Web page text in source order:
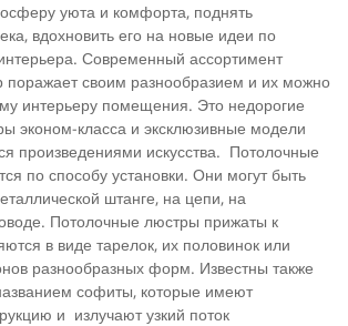
уюта и комфорта, поднять
вдохновить его на новые идеи по
Современный ассортимент
поражает своим разнообразием и их можно
интерьеру помещения. Это недорогие
эконом-класса и эксклюзивные модели
произведениями искусства. Потолочные
по способу установки. Они могут быть
штанге, на цепи, на
Потолочные люстры прижаты к
в виде тарелок, их половинок или
разнообразных форм. Известны также
софиты, которые имеют
и излучают узкий поток